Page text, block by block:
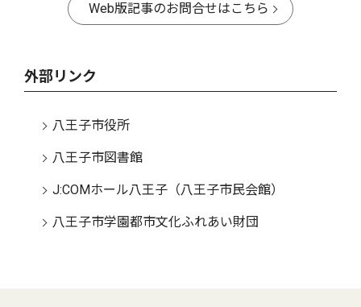
Web版記事のお問合せはこちら
外部リンク
八王子市役所
八王子市図書館
J:COMホール八王子（八王子市民会館）
八王子市学園都市文化ふれあい財団